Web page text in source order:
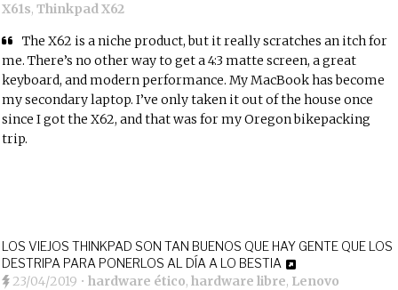
X61s,Thinkpad X62
The X62 is a niche product, but it really scratches an itch for
me. There’s no other way to get a 4:3 matte screen, a great
keyboard, and modern performance. My MacBook has become
my secondary laptop. I’ve only taken it out of the house once
since I got the X62, and that was for my Oregon bikepacking
trip.
LOS VIEJOS THINKPAD SON TAN BUENOS QUE HAY GENTE QUE LOS
DESTRIPA PARA PONERLOS AL DÍA A LO BESTIA
23/04/2019 •hardware ético,hardware libre, Lenovo